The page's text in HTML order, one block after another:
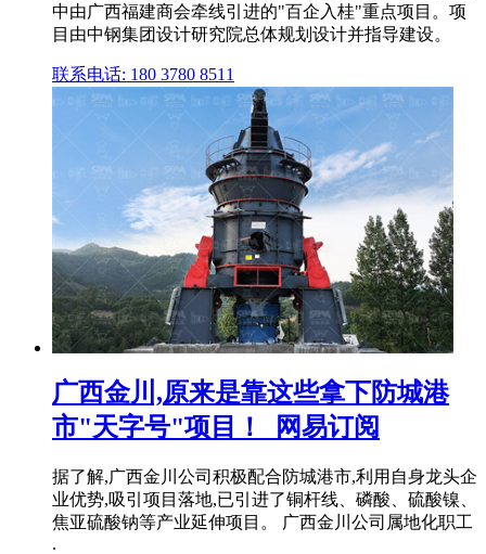
中由广西福建商会牵线引进的"百企入桂"重点项目。项
目由中钢集团设计研究院总体规划设计并指导建设。
联系电话: 180 3780 8511
广西金川,原来是靠这些拿下防城港
市"天字号"项目！_网易订阅
据了解,广西金川公司积极配合防城港市,利用自身龙头企
业优势,吸引项目落地,已引进了铜杆线、磷酸、硫酸镍、
焦亚硫酸钠等产业延伸项目。 广西金川公司属地化职工
.